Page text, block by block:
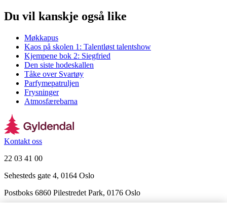
Du vil kanskje også like
Møkkapus
Kaos på skolen 1: Talentløst talentshow
Kjempene bok 2: Siegfried
Den siste hodeskallen
Tåke over Svartøy
Parfymepatruljen
Frysninger
Atmosfærebarna
Kontakt oss
22 03 41 00
Sehesteds gate 4, 0164 Oslo
Postboks 6860 Pilestredet Park, 0176 Oslo